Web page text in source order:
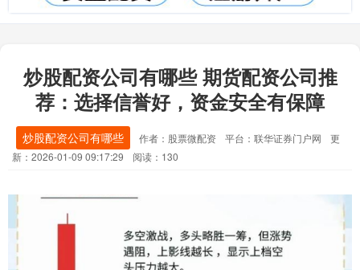
炒股配资公司有哪些 期货配资公司推
荐：选择信誉好，资金安全有保障
炒股配资公司有哪些 作者：股票微配资 平台：联华证券门户网
更
新：2026-01-09 09:17:29
阅读：130